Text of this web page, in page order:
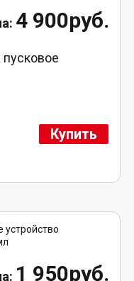
4 900руб.
пусковое
Купить
1 950руб.